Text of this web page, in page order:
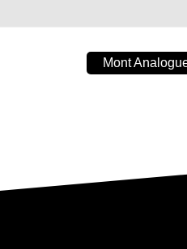
Mont